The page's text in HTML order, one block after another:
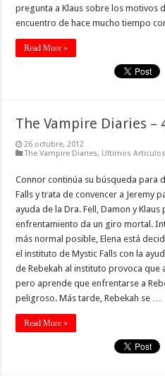
pregunta a Klaus sobre los motivos
encuentro de hace mucho tiempo
Read More »
The Vampire Diaries –
26 octubre, 2012
The Vampire Diaries, Ultimos
Connor continúa su búsqueda para
Falls y trata de convencer a Jeremy
ayuda de la Dra. Fell, Damon y
enfrentamiento da un giro mortal.
más normal posible, Elena está
el instituto de Mystic Falls con la
de Rebekah al instituto provoca que
pero aprende que enfrentarse a
peligroso. Más tarde, Rebekah se …
Read More »